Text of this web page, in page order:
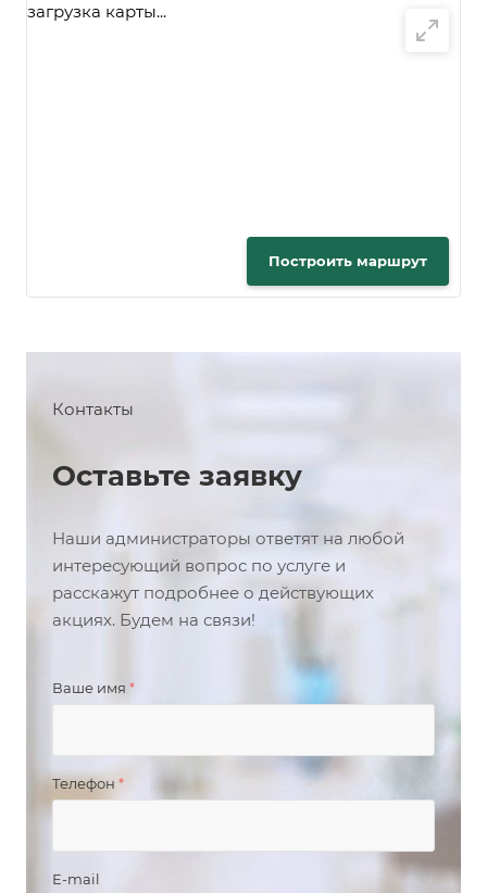
загрузка карты...
Построить маршрут
Контакты
Оставьте заявку
Наши администраторы ответят на любой
интересующий вопрос по услуге и
расскажут подробнее о действующих
акциях. Будем на связи!
Ваше имя *
Телефон *
E-mail